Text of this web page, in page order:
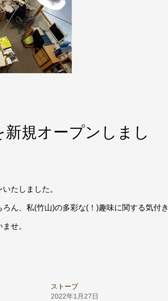
規オープンしまし
たしました。
ん、私(竹山)の多彩な(！)趣味に関する気付き
せ。
ストーブ
2022年1月27日